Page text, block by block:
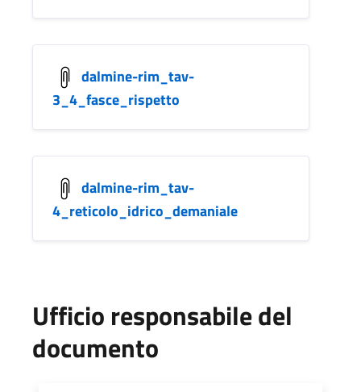
dalmine-rim_tav-
3_4_fasce_rispetto
dalmine-rim_tav-
4_reticolo_idrico_demaniale
Ufficio responsabile del
documento